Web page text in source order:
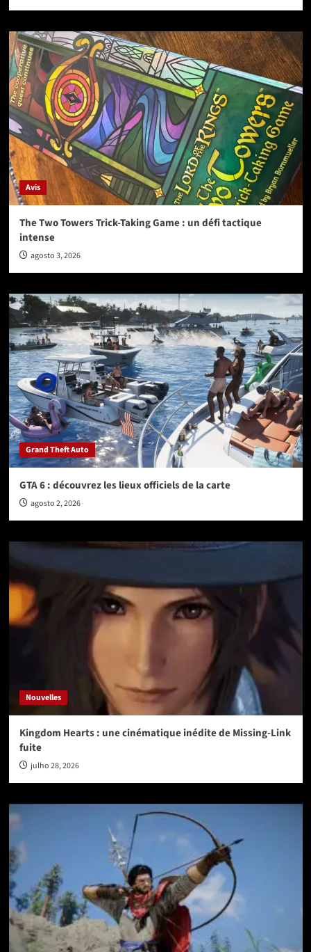
Avis
The Two Towers Trick-Taking Game : un défi tactique
intense
agosto 3, 2026
Grand Theft Auto
GTA 6 : découvrez les lieux officiels de la carte
agosto 2, 2026
Nouvelles
Kingdom Hearts : une cinématique inédite de Missing-Link
fuite
julho 28, 2026